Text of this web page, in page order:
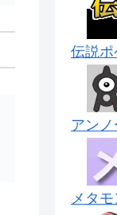
伝説ポ
アン
メタ